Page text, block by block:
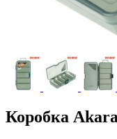
Коробка